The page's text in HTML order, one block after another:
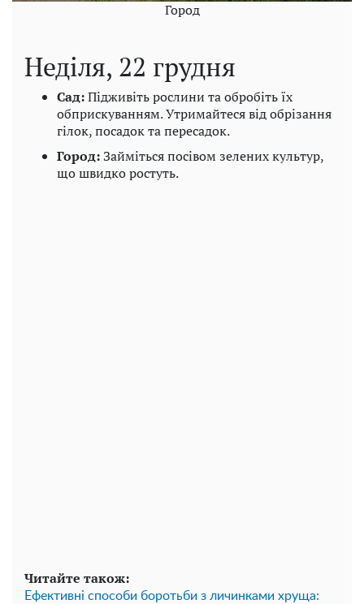
Город
Неділя, 22 грудня
Сад:Підживіть рослини та обробіть їх
обприскуванням. Утримайтеся від обрізання
гілок, посадок та пересадок.
Город:Займіться посівом зелених культур,
що швидко ростуть.
Читайте також:
Ефективні способи боротьби з личинками хруща: